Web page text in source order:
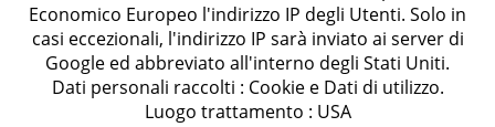
Economico Europeo l'indirizzo IP degli Utenti. Solo in
casi eccezionali, l'indirizzo IP sarà inviato ai server di
Google ed abbreviato all'interno degli Stati Uniti.
Dati personali raccolti : Cookie e Dati di utilizzo.
Luogo trattamento : USA